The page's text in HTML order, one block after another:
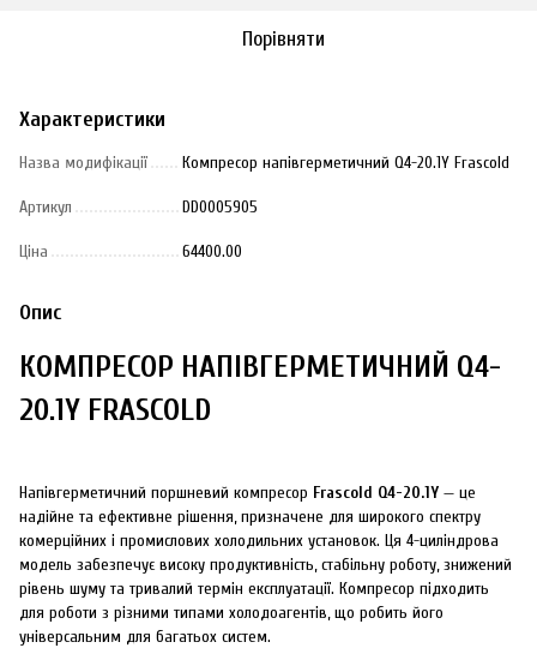
Порівняти
Характеристики
Назва модифікації Компресор напівгерметичний Q4-20.1Y Frascold
Артикул DD0005905
Ціна 64400.00
Опис
КОМПРЕСОР НАПІВГЕРМЕТИЧНИЙ Q4-
20.1Y FRASCOLD
Напівгерметичний поршневий компресор Frascold Q4-20.1Y — це
надійне та ефективне рішення, призначене для широкого спектру
комерційних і промислових холодильних установок. Ця 4-циліндрова
модель забезпечує високу продуктивність, стабільну роботу, знижений
рівень шуму та тривалий термін експлуатації. Компресор підходить
для роботи з різними типами холодоагентів, що робить його
універсальним для багатьох систем.